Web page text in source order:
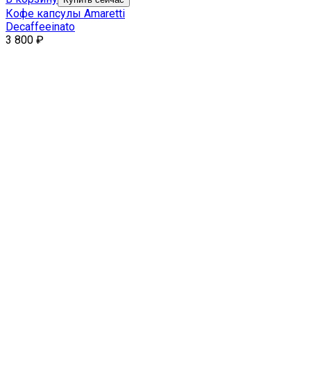
Кофе капсулы Amaretti
Decaffeeinato
3 800 ₽